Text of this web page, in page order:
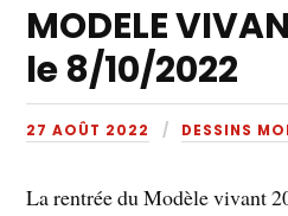
MODELE
le 8/10/2022
27 AOÛT 2022 DESSINS
La rentrée du Modèle vivant